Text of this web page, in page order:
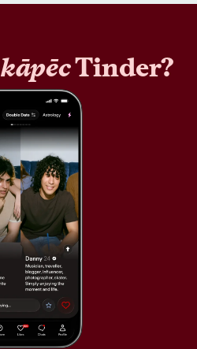
kāpēcTinder?